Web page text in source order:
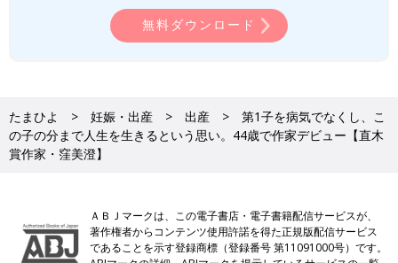
無料ダウンロード
たまひよ 妊娠・出産 出産
第1子を病気でなくし、こ
の子の分まで人生を生きるという思い。44歳で作家デビュー【直木
賞作家・窪美澄】
ＡＢＪマークは、この電子書店・電子書籍配信サービスが、
著作権者からコンテンツ使用許諾を得た正規版配信サービス
であることを示す登録商標（登録番号 第11091000号）です。